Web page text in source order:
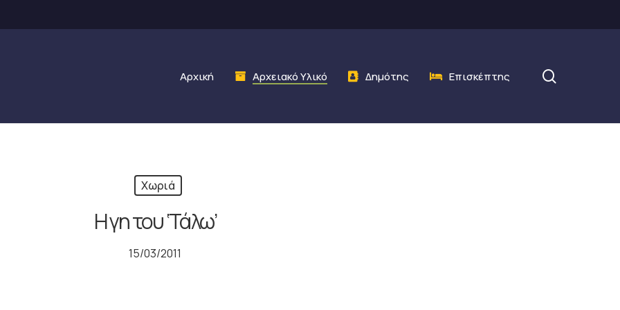
Αρχική Αρχειακό Υλικό Δημότης Επισκέπτης
Χωριά
Η γη του ‘Τάλω’
15/03/2011